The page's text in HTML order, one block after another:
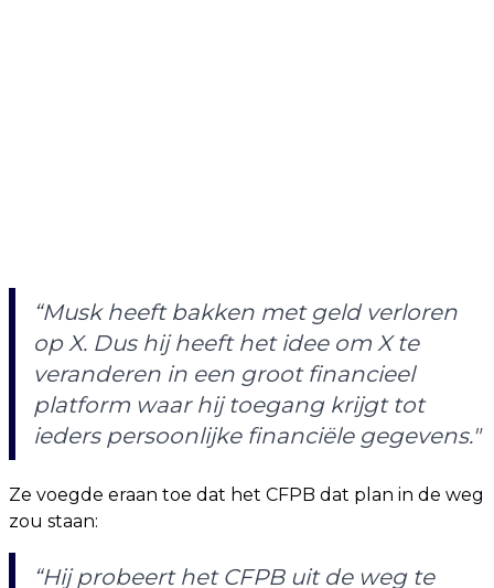
“Musk heeft bakken met geld verloren
op X. Dus hij heeft het idee om X te
veranderen in een groot financieel
platform waar hij toegang krijgt tot
ieders persoonlijke financiële gegevens."
Ze voegde eraan toe dat het CFPB dat plan in de weg
zou staan:
“Hij probeert het CFPB uit de weg te